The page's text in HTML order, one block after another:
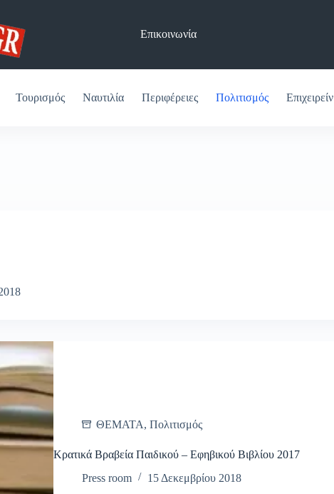
Επικοινωνία
Τουρισμός Ναυτιλία Περιφέρειες Πολιτισμός Επιχειρείν
ΘΕΜΑΤΑ, Πολιτισμός
Κρατικά Βραβεία Παιδικού – Εφηβικού Βιβλίου 2017
Press room
15 Δεκεμβρίου 2018